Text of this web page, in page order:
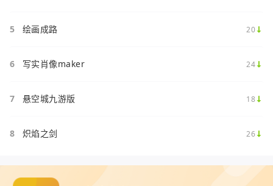
5 绘画成路 20
6 写实肖像maker 24
7 悬空城九游版 18
8 炽焰之剑 26